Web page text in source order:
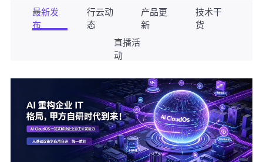
最新发
布
行云动
态
产品更
新
技术干
货
直播活
动